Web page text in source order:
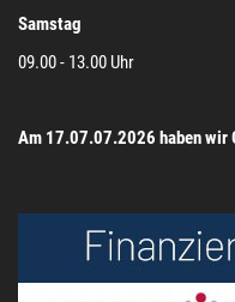
Samstag
09.00 - 13.00 Uhr
Am 17.07.07.2026 haben wir